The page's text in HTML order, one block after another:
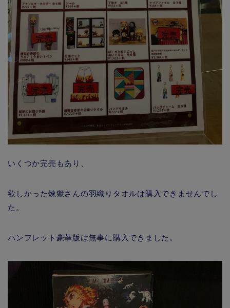
いくつか完売もあり、
欲しかった煉獄さんの羽織りタオルは購入できませんでし
た。
パンフレット豪華版は無事に購入できました。